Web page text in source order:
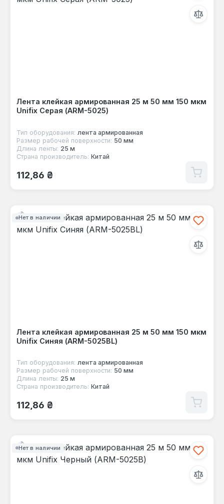
Лента клейкая армированная 25 м 50 мм 150 мкм
Unifix Серая (ARM-5025)
Тип оборудования: лента армированная
Размер рабочей поверхности: 50 мм
Длина ленты: 25 м
Страна производитель: Китай
Обычная цена:
112,86 ₴
Нет в наличии
Лента клейкая армированная 25 м 50 мм 150 мкм
Unifix Синяя (ARM-5025BL)
Тип оборудования: лента армированная
Размер рабочей поверхности: 50 мм
Длина ленты: 25 м
Страна производитель: Китай
Обычная цена:
112,86 ₴
Нет в наличии